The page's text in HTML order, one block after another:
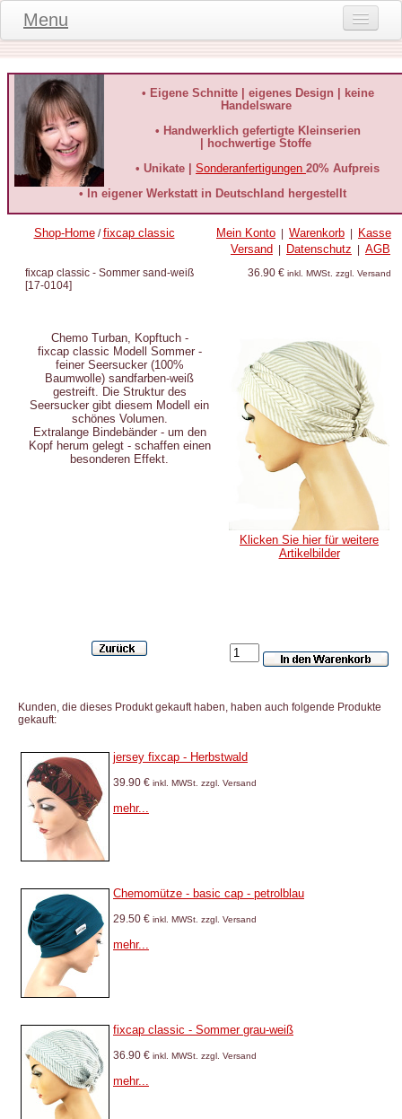
Menu
Produktinformationen
Kundeninformationen
häufige Fragen
Kontakt
Datenschutz
• Eigene Schnitte | eigenes Design | keine
Handelsware
• Handwerklich gefertigte Kleinserien
| hochwertige Stoffe
• Unikate | Sonderanfertigungen 20% Aufpreis
• In eigener Werkstatt in Deutschland hergestellt
Shop-Home/fixcap classic Mein Konto Warenkorb
Kasse
Versand
Datenschutz AGB
fixcap classic - Sommer sand-weiß
[17-0104]
36.90 € inkl. MWSt. zzgl. Versand
Chemo Turban, Kopftuch -
fixcap classic Modell Sommer -
feiner Seersucker (100%
Baumwolle) sandfarben-weiß
gestreift. Die Struktur des
Seersucker gibt diesem Modell ein
schönes Volumen.
Extralange Bindebänder - um den
Kopf herum gelegt - schaffen einen
besonderen Effekt.
Klicken Sie hier für weitere
Artikelbilder
Kunden, die dieses Produkt gekauft haben, haben auch folgende Produkte
gekauft:
jersey fixcap - Herbstwald
39.90 € inkl. MWSt. zzgl. Versand
mehr...
Chemomütze - basic cap - petrolblau
29.50 € inkl. MWSt. zzgl. Versand
mehr...
fixcap classic - Sommer grau-weiß
36.90 € inkl. MWSt. zzgl. Versand
mehr...